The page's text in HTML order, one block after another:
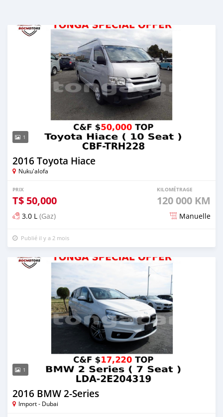
1
2016 Toyota Hiace
Nuku'alofa
PRIX
T$ 50,000
KILOMÉTRAGE
120 000 KM
3.0 L (Gaz) Manuelle
Publié il y a 2 mois
1
2016 BMW 2-Series
Import - Dubai